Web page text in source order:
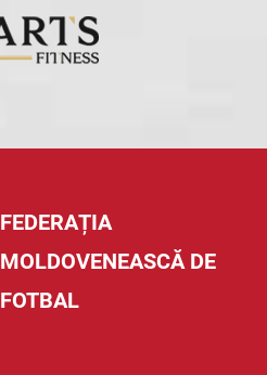
FEDERAȚIA
MOLDOVENEASCĂ DE
FOTBAL